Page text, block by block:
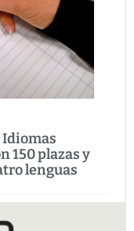
Idiomas
150 plazas y
lenguas